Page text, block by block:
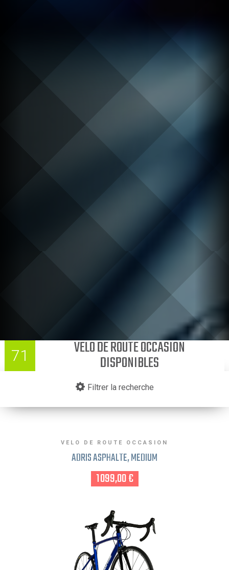
71 VELO DE ROUTE OCCASION
DISPONIBLES
Filtrer la recherche
VELO DE ROUTE OCCASION
ADRIS ASPHALTE, MEDIUM
1 099,00 €